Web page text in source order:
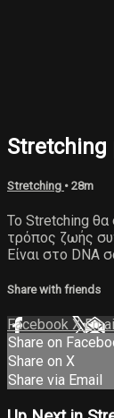
Stretching
Stretching • 28m
Το Stretching θα
τρόπος ζωής
Είναι στο DNA
Share with friends
Facebook XEmail
Share on
Share on X
Share via Email